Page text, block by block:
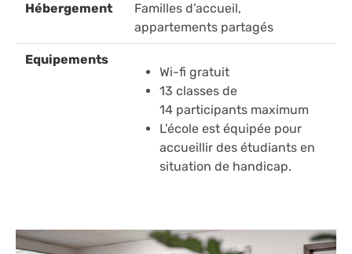
Hébergement
Familles d’accueil,
appartements partagés
Equipements
Wi-fi gratuit
13 classes de
14 participants maximum
L’école est équipée pour
accueillir des étudiants en
situation de handicap.